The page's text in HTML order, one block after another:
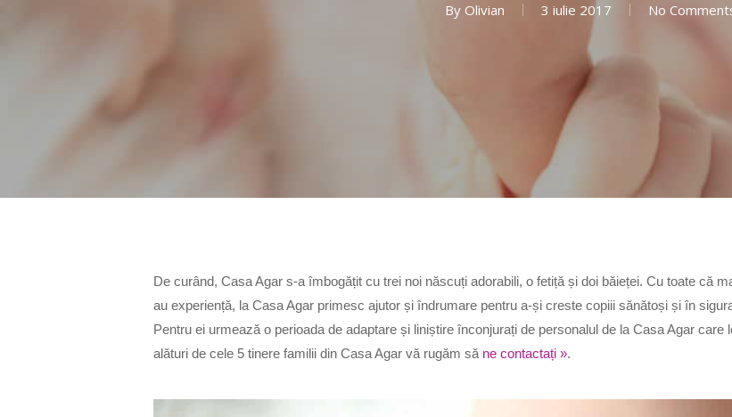
By Olivian 3 iulie 2017 No
De curând, Casa Agar s-a îmbogățit cu trei noi născuți adorabili, o fetiță și doi băieței. Cu toate că
au experiență, la Casa Agar primesc ajutor și îndrumare pentru a-și creste copiii sănătoși și în
Pentru ei urmează o perioada de adaptare și liniștire înconjurați de personalul de la Casa Agar
alături de cele 5 tinere familii din Casa Agar vă rugăm să ne contactați ».